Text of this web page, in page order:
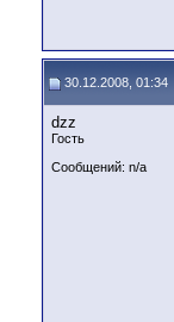
30.12.2008, 01:34
dzz
Гость
Сообщений: n/a